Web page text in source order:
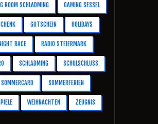
ROOM SCHLADMING GAMING SESSEL
GUTSCHEIN HOLIDAYS
RACE RADIO STEIERMARK
SCHLADMING SCHULSCHLUSS
SOMMERCARD SOMMERFERIEN
WEIHNACHTEN ZEUGNIS